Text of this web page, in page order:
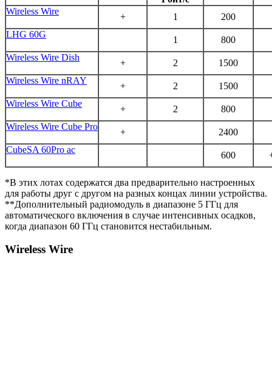
Wireless Wire
+ 1
200
LHG 60G
1
800
Wireless Wire Dish
+ 2
1500
Wireless Wire nRAY
+ 2
1500
Wireless Wire Cube
+ 2
800
Wireless Wire Cube Pro
+
2400
CubeSA 60Pro ac
600
*В этих лотах содержатся два предварительно настроенных
для работы друг с другом на разных концах линии устройства.
**Дополнительный радиомодуль в диапазоне 5 ГГц для
автоматического включения в случае интенсивных осадков,
когда диапазон 60 ГГц становится нестабильным.
Wireless Wire